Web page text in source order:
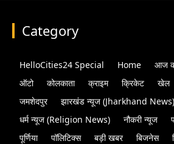
Category
HelloCities24 Special Home आज
ऑटो
कोलकाता क्राइम क्रिकेट खेल
जमशेदपुर
झारखंड न्यूज (Jharkhand News)
धर्म न्यूज (Religion News)
नौकरी न्यूज
पूर्णिया
पॉलिटिक्स बड़ी खबर बिजनेस